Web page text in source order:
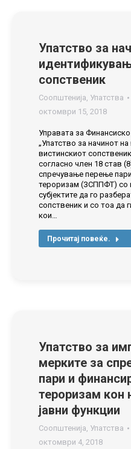
Упатство за
сопственик
Соопштенија, Упатства
октомври 15, 2018
Управата за
„Упатство за начинот
вистинскиот
согласно член 18 став
спречување перење
тероризам (ЗСППФТ) со
субјектите да го
сопственик и со тоа да
кои…
Прочитај повеќе.
Упатство за
мерките за
пари и
тероризам кон
јавни функции
Соопштенија, Упатства
октомври 4, 2018